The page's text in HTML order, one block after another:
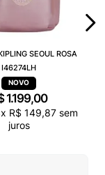
SEOUL ROSA
I46274LH
1.199,00
x R$ 149,87sem
juros